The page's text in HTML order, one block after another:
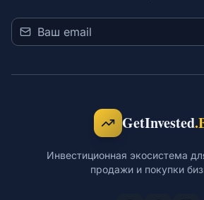
GetInvested
Инвестиционная экосистема
продажи и покупки